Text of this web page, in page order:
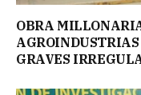
OBRA
GRAVES